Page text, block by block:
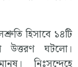
হিসাবে ১৪টি
উত্তরণ ঘটলো।